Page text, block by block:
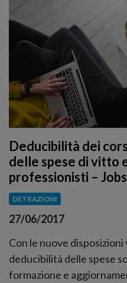
Deducibilità dei
delle spese di vitto
professionisti –
DETRAZIONI
27/06/2017
Con le nuove
deducibilità delle spese
formazione e